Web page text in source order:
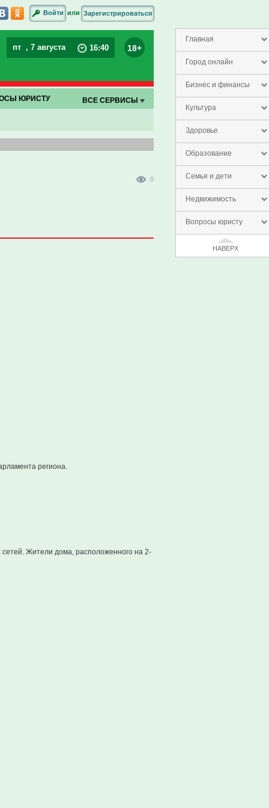
Главная
Город онлайн
Бизнес и финансы
Культура
Здоровье
Образование
Семья и дети
Недвижимость
Вопросы юристу
НАВЕРХ
Войти или Зарегистрироваться
пт , 7 августа 16:40 18+
ЮРИСТУ ВСЕ СЕРВИСЫ
0
региона.
Жители дома, расположенного на 2-